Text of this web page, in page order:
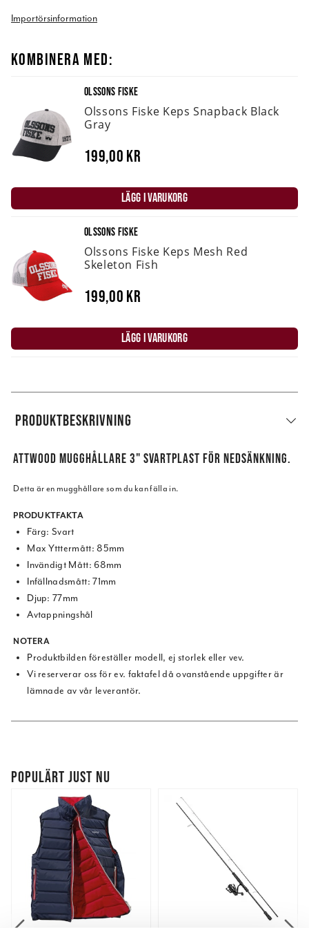
Importörsinformation
KOMBINERA MED:
OLSSONS FISKE
Olssons Fiske Keps Snapback Black
Gray
199,00 kr
LÄGG I VARUKORG
OLSSONS FISKE
Olssons Fiske Keps Mesh Red
Skeleton Fish
199,00 kr
LÄGG I VARUKORG
PRODUKTBESKRIVNING
ATTWOOD MUGGHÅLLARE 3" SVARTPLAST FÖR NEDSÄNKNING.
Detta är en mugghållare som du kan fälla in.
PRODUKTFAKTA
Färg: Svart
Max Ytttermått: 85mm
Invändigt Mått: 68mm
Infällnadsmått: 71mm
Djup: 77mm
Avtappningshål
NOTERA
Produktbilden föreställer modell, ej storlek eller vev.
Vi reserverar oss för ev. faktafel då ovanstående uppgifter är
lämnade av vår leverantör.
POPULÄRT JUST NU